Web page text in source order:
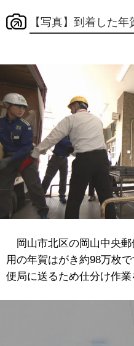
【写真】到着した年
岡山市北区の岡山中央郵
用の年賀はがき約98万枚
便局に送るため仕分け作業